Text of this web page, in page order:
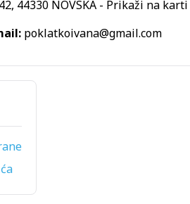
44330 NOVSKA - Prikaži na karti